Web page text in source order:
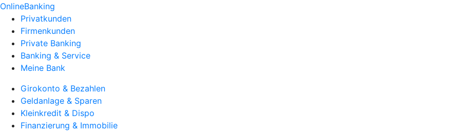
OnlineBanking
Privatkunden
Firmenkunden
Private Banking
Banking & Service
Meine Bank
Girokonto & Bezahlen
Geldanlage & Sparen
Kleinkredit & Dispo
Finanzierung & Immobilie